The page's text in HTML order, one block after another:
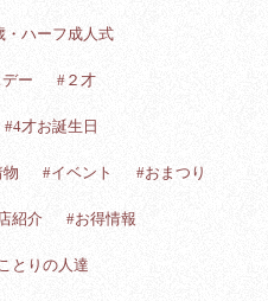
・ハーフ成人式
ー #２才
#4才お誕生日
#イベント #おまつり
紹介 #お得情報
とりの人達